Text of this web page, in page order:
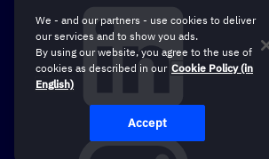
We - and our partners - use cookies to deliver
our services and to show you ads.
By using our website, you agree to the use of
cookies as described in our Cookie Policy (in
English)
Accept